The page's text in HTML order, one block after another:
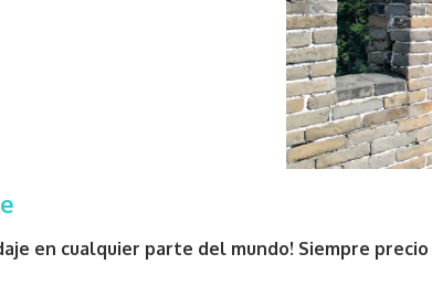
en cualquier parte del mundo! Siempre